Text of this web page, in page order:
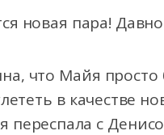
новая пара!
что Майя просто
в качестве
с